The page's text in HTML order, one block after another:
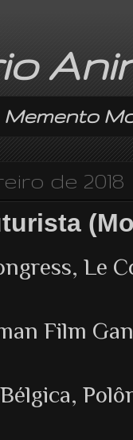
Memento
de 2018
Film